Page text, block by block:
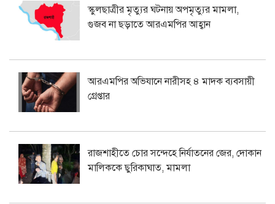
স্কুলছাত্রীর মৃত্যুর ঘটনায় অপমৃত্যুর মামলা,
গুজব না ছড়াতে আরএমপির আহ্বান
আরএমপির অভিযানে নারীসহ ৪ মাদক ব্যবসায়ী
গ্রেপ্তার
রাজশাহীতে চোর সন্দেহে নির্যাতনের জের, দোকান
মালিককে ছুরিকাঘাত, মামলা